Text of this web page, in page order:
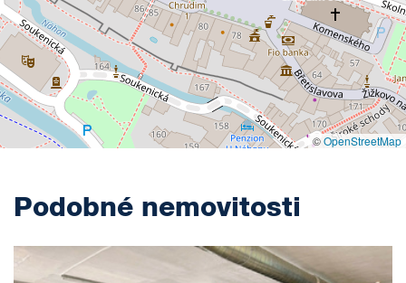
©OpenStreetMap
Podobné nemovitosti